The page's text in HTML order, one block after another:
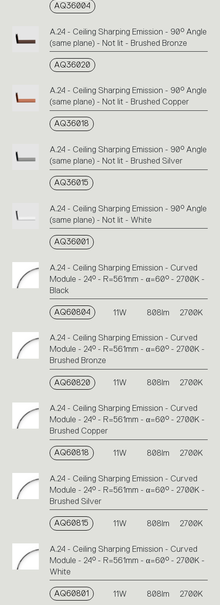
icons
to
AQ36004
A.24 - Ceiling Sharping Emission - 90° Angle
(same plane) - Not lit - Brushed Bronze
AQ36020
A.24 - Ceiling Sharping Emission - 90° Angle
(same plane) - Not lit - Brushed Copper
AQ36018
A.24 - Ceiling Sharping Emission - 90° Angle
(same plane) - Not lit - Brushed Silver
AQ36015
A.24 - Ceiling Sharping Emission - 90° Angle
(same plane) - Not lit - White
AQ36001
A.24 - Ceiling Sharping Emission - Curved
Module - 24° - R=561mm - α=60° - 2700K -
Black
AQ60804 11W 808lm 2700K
A.24 - Ceiling Sharping Emission - Curved
Module - 24° - R=561mm - α=60° - 2700K -
Brushed Bronze
AQ60820 11W 808lm 2700K
A.24 - Ceiling Sharping Emission - Curved
Module - 24° - R=561mm - α=60° - 2700K -
Brushed Copper
AQ60818 11W 808lm 2700K
A.24 - Ceiling Sharping Emission - Curved
Module - 24° - R=561mm - α=60° - 2700K -
Brushed Silver
AQ60815 11W 808lm 2700K
A.24 - Ceiling Sharping Emission - Curved
Module - 24° - R=561mm - α=60° - 2700K -
White
AQ60801 11W 808lm 2700K